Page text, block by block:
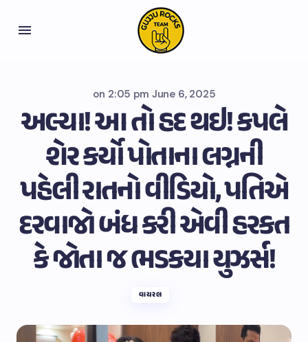
on 2:05 pm June 6, 2025
અલ્યા! આ તો હદ થઇ! કપલે
શેર કર્યો પોતાના લગ્નની
પહેલી રાતનો વીડિયો, પતિએ
દરવાજો બંધ કરી એવી હરકત
કે જોતા જ ભડકયા યુઝર્સ!
વાયરલ